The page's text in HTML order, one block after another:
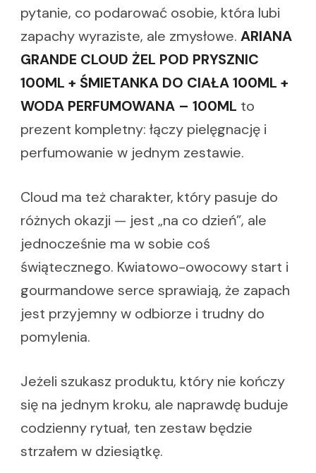
pytanie, co podarować osobie, która lubi
zapachy wyraziste, ale zmysłowe. ARIANA
GRANDE CLOUD ŻEL POD PRYSZNIC
100ML + ŚMIETANKA DO CIAŁA 100ML +
WODA PERFUMOWANA – 100ML to
prezent kompletny: łączy pielęgnację i
perfumowanie w jednym zestawie.
Cloud ma też charakter, który pasuje do
różnych okazji — jest „na co dzień”, ale
jednocześnie ma w sobie coś
świątecznego. Kwiatowo-owocowy start i
gourmandowe serce sprawiają, że zapach
jest przyjemny w odbiorze i trudny do
pomylenia.
Jeżeli szukasz produktu, który nie kończy
się na jednym kroku, ale naprawdę buduje
codzienny rytuał, ten zestaw będzie
strzałem w dziesiątkę.